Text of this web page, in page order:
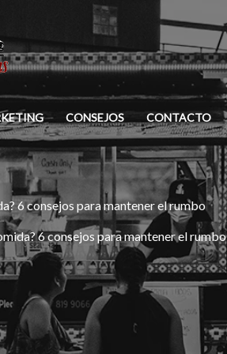
CONSEJOS CONTACTO
6 consejos para mantener el rumbo
6 consejos para mantener el rumbo